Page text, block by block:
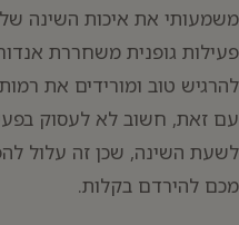
משמעותי את איכות השינה
פעילות גופנית משחררת
להרגיש טוב ומורידים את
עם זאת, חשוב לא לעסוק
לשעת השינה, שכן זה עלול
מכם להירדם בקלות.